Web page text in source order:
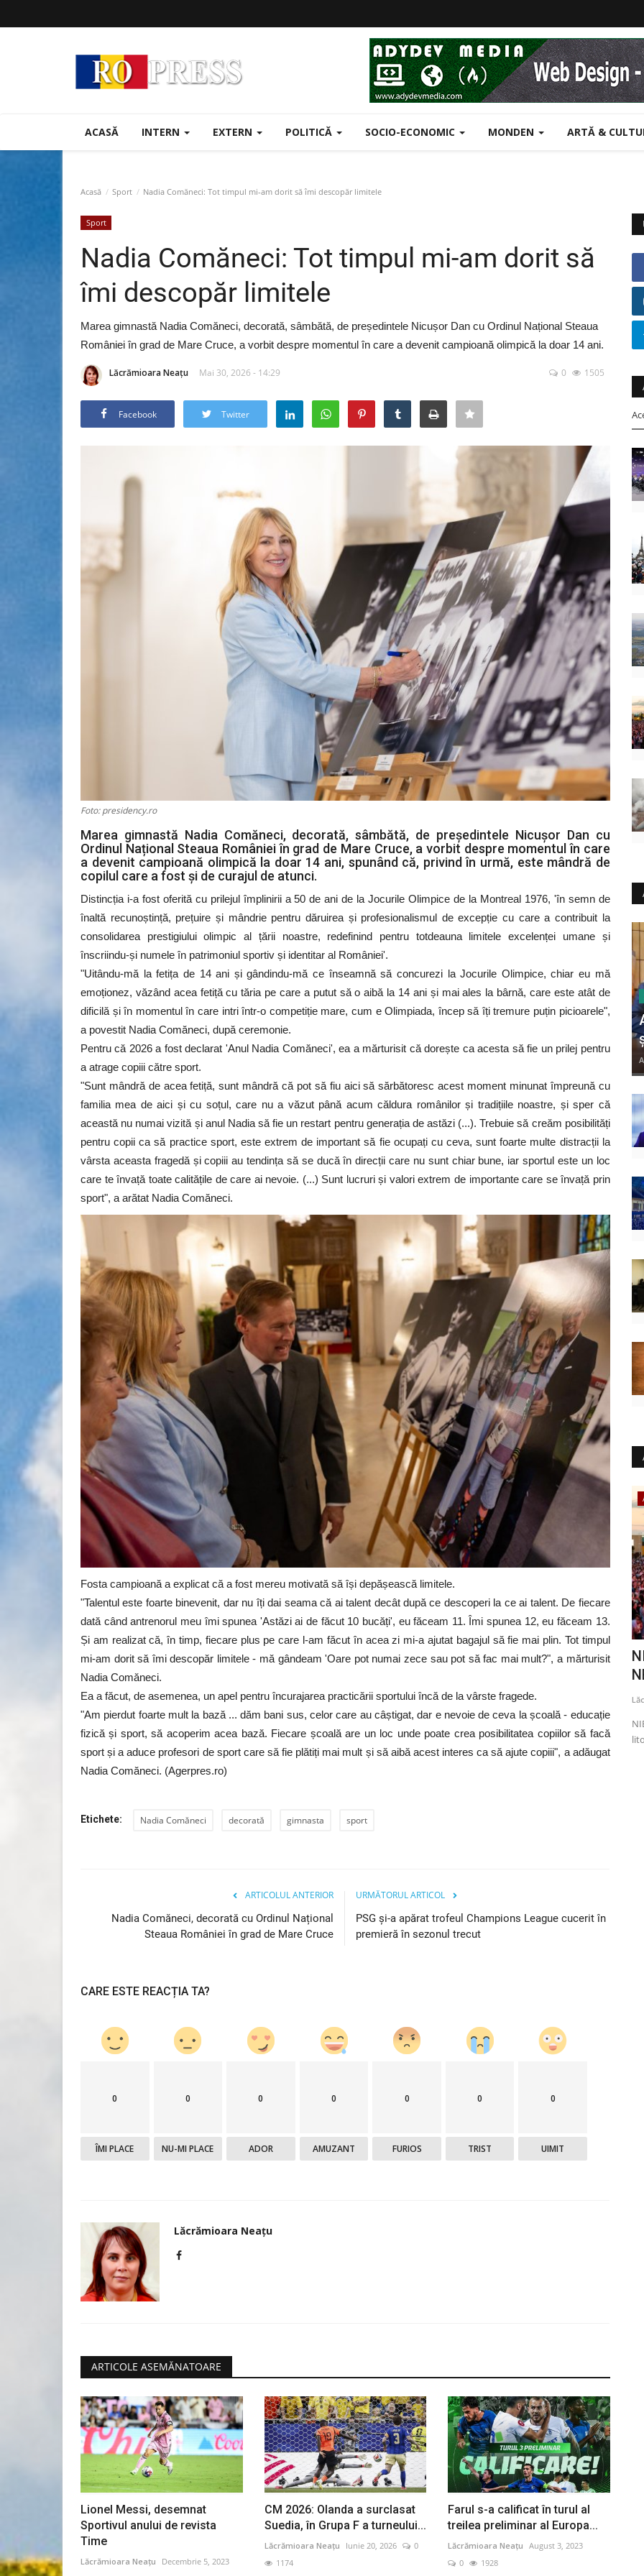
ACASĂ INTERN EXTERN POLITICĂ SOCIO-ECONOMIC MONDEN ARTĂ &
Acasă Sport Nadia Comăneci: Tot timpul mi-am dorit să îmi descopăr limitele
Sport
Nadia Comăneci: Tot timpul mi-am dorit să
îmi descopăr limitele
Marea gimnastă Nadia Comăneci, decorată, sâmbătă, de președintele Nicușor Dan cu Ordinul Național Steaua
României în grad de Mare Cruce, a vorbit despre momentul în care a devenit campioană olimpică la doar 14 ani.
Lăcrămioara Neațu Mai 30, 2026 - 14:29 0 1505
Facebook Twitter
Foto: presidency.ro
Marea gimnastă Nadia Comăneci, decorată, sâmbătă, de președintele Nicușor Dan cu
Ordinul Național Steaua României în grad de Mare Cruce, a vorbit despre momentul în care
a devenit campioană olimpică la doar 14 ani, spunând că, privind în urmă, este mândră de
copilul care a fost și de curajul de atunci.
Distincția i-a fost oferită cu prilejul împlinirii a 50 de ani de la Jocurile Olimpice de la Montreal 1976, 'în semn de
înaltă recunoștință, prețuire și mândrie pentru dăruirea și profesionalismul de excepție cu care a contribuit la
consolidarea prestigiului olimpic al țării noastre, redefinind pentru totdeauna limitele excelenței umane și
înscriindu-și numele în patrimoniul sportiv și identitar al României'.
"Uitându-mă la fetița de 14 ani și gândindu-mă ce înseamnă să concurezi la Jocurile Olimpice, chiar eu mă
emoționez, văzând acea fetiță cu tăria pe care a putut să o aibă la 14 ani și mai ales la bârnă, care este atât de
dificilă și în momentul în care intri într-o competiție mare, cum e Olimpiada, încep să îți tremure puțin picioarele",
a povestit Nadia Comăneci, după ceremonie.
Pentru că 2026 a fost declarat 'Anul Nadia Comăneci', ea a mărturisit că dorește ca acesta să fie un prilej pentru
a atrage copiii către sport.
"Sunt mândră de acea fetiță, sunt mândră că pot să fiu aici să sărbătoresc acest moment minunat împreună cu
familia mea de aici și cu soțul, care nu a văzut până acum căldura românilor și tradițiile noastre, și sper că
această nu numai vizită și anul Nadia să fie un restart pentru generația de astăzi (...). Trebuie să creăm posibilități
pentru copii ca să practice sport, este extrem de important să fie ocupați cu ceva, sunt foarte multe distracții la
vârsta aceasta fragedă și copiii au tendința să se ducă în direcții care nu sunt chiar bune, iar sportul este un loc
care te învață toate calitățile de care ai nevoie. (...) Sunt lucruri și valori extrem de importante care se învață prin
sport", a arătat Nadia Comăneci.
Fosta campioană a explicat că a fost mereu motivată să își depășească limitele.
"Talentul este foarte binevenit, dar nu îți dai seama că ai talent decât după ce descoperi la ce ai talent. De fiecare
dată când antrenorul meu îmi spunea 'Astăzi ai de făcut 10 bucăți', eu făceam 11. Îmi spunea 12, eu făceam 13.
Și am realizat că, în timp, fiecare plus pe care l-am făcut în acea zi mi-a ajutat bagajul să fie mai plin. Tot timpul
mi-am dorit să îmi descopăr limitele - mă gândeam 'Oare pot numai zece sau pot să fac mai mult?", a mărturisit
Nadia Comăneci.
Ea a făcut, de asemenea, un apel pentru încurajarea practicării sportului încă de la vârste fragede.
"Am pierdut foarte mult la bază ... dăm bani sus, celor care au câștigat, dar e nevoie de ceva la școală - educație
fizică și sport, să acoperim acea bază. Fiecare școală are un loc unde poate crea posibilitatea copiilor să facă
sport și a aduce profesori de sport care să fie plătiți mai mult și să aibă acest interes ca să ajute copiii", a adăugat
Nadia Comăneci. (Agerpres.ro)
Etichete: Nadia Comăneci decorată gimnasta sport
ARTICOLUL ANTERIOR
Nadia Comăneci, decorată cu Ordinul Național
Steaua României în grad de Mare Cruce
URMĂTORUL ARTICOL
PSG și-a apărat trofeul Champions League cucerit în
premieră în sezonul trecut
CARE ESTE REACȚIA TA?
0
ÎMI PLACE
0
NU-MI PLACE
0
ADOR
0
AMUZANT
0
FURIOS
0
TRIST
0
UIMIT
Lăcrămioara Neațu
ARTICOLE ASEMĂNATOARE
Lionel Messi, desemnat
Sportivul anului de revista
Time
Lăcrămioara Neațu
Decembrie 5, 2023
CM 2026: Olanda a surclasat
Suedia, în Grupa F a turneului...
Lăcrămioara Neațu Iunie 20, 2026
0
1174
Farul s-a calificat în turul al
treilea preliminar al Europa...
Lăcrămioara Neațu
August 3, 2023
0
1928
Sport
Sinner l-a învins pe Alcaraz în finala
turneului de la...
Lăcrămioara Neațu Aprilie 12, 2026 0 1459
Jannik Sinner a câștigat titlul în turneul Masters 1000 de la
Monte Carlo, după...
Artă & Cultură
Marea soprană Mariana Nicolesco a
Lăcrămioara Neațu Octombrie 14, 2022
Marea soprană Mariana Nicolesco a decedat la vârsta de 73
de ani. Artista era internată...